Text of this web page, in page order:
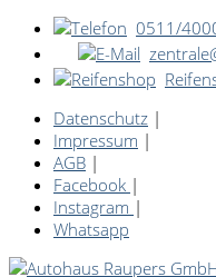
0511/
Datenschutz |
Impressum |
AGB |
Facebook |
Instagram |
Whatsapp